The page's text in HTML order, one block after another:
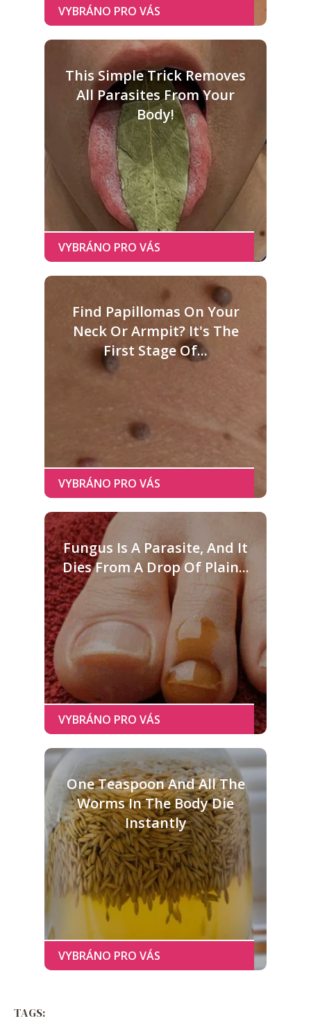
This Simple Trick Removes
All Parasites From Your
Body!
Find Papillomas On Your
Neck Or Armpit? It's The
First Stage Of...
Fungus Is A Parasite, And It
Dies From A Drop Of Plain...
One Teaspoon And All The
Worms In The Body Die
Instantly
TAGS: